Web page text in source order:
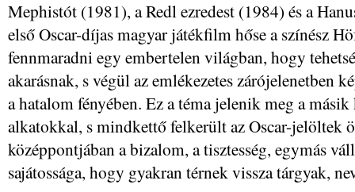
Mephistót (1981), a Redl ezredest (1984) és a
első Oscar-díjas magyar játékfilm hőse a színész
fennmaradni egy embertelen világban, hogy
akarásnak, s végül az emlékezetes zárójelenetben
a hatalom fényében. Ez a téma jelenik meg a
alkatokkal, s mindkettő felkerült az Oscar-jelöltek
középpontjában a bizalom, a tisztesség, egymás
sajátossága, hogy gyakran térnek vissza tárgyak,